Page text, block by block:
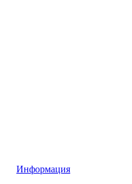
Информация